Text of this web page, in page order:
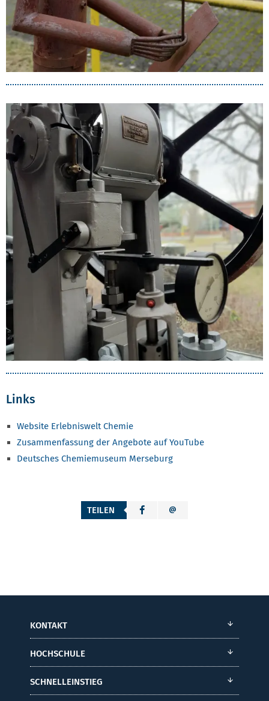
Links
Website Erlebniswelt Chemie
Zusammenfassung der Angebote auf YouTube
Deutsches Chemiemuseum Merseburg
TEILEN
KONTAKT
HOCHSCHULE
SCHNELLEINSTIEG